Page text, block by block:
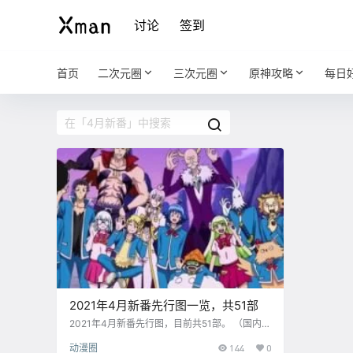
讨论 签到
首页 二次元圈 三次元圈 原神攻略 每日
2021年4月新番先行图一览，共51部
2021年4月新番先行图，目前共51部。 ​​​​（国内引
动漫圈
144 0